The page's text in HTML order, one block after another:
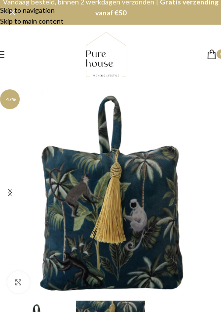
Skip to navigation
Skip to main content
Vandaag besteld, binnen 2 werkdagen verzonden | Gratis verzending
vanaf €50
-47%
Click to enlarge